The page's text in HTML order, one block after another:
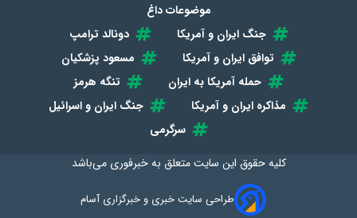
موضوعات داغ
جنگ ایران و آمریکا
دونالد ترامپ
توافق ایران و آمریکا
مسعود پزشکیان
حمله آمریکا به ایران
تنگه هرمز
مذاکره ایران و آمریکا
جنگ ایران و اسرائیل
سرگرمی
کلیه حقوق این سایت متعلق بهخبرفوری می‌باشد
طراحی سایت خبری و خبرگزاری آسام